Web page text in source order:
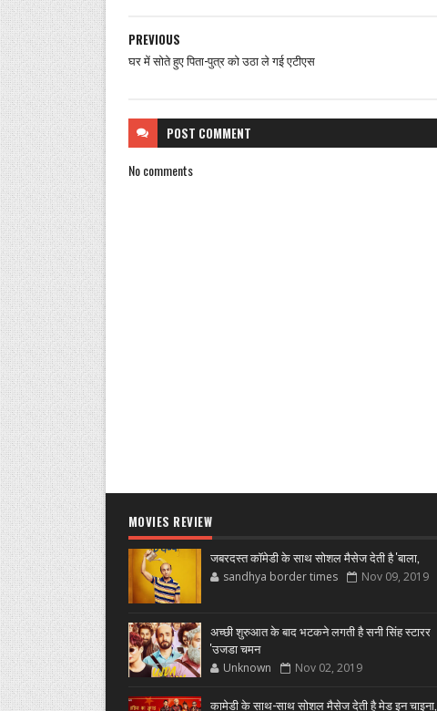
PREVIOUS
घर में सोते हुए पिता-पुत्र को उठा ले गई एटीएस
POST COMMENT
No comments
MOVIES REVIEW
जबरदस्त कॉमेडी के साथ सोशल मैसेज देती है 'बाला,
sandhya border times Nov 09, 2019
अच्छी शुरुआत के बाद भटकने लगती है सनी सिंह स्टारर
'उजडा चमन
Unknown Nov 02, 2019
कामेडी के साथ-साथ सोशल मैसेज देती है मेड इन चाइना,